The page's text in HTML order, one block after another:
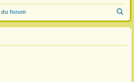
forum
e